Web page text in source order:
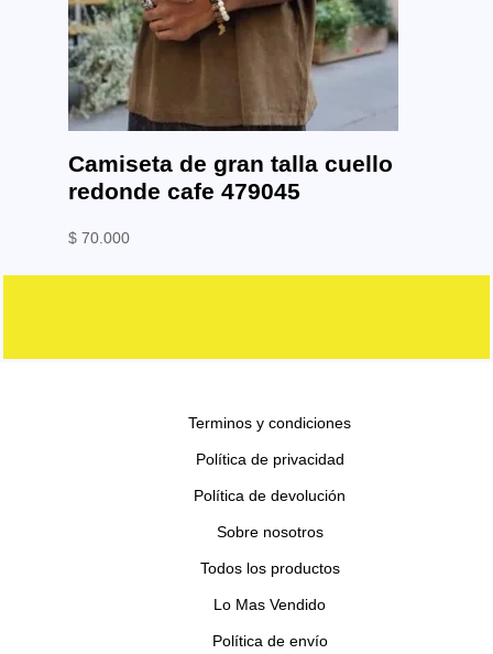
Camiseta de gran talla cuello
redonde cafe 479045
$ 70.000
Terminos y condiciones
Política de privacidad
Política de devolución
Sobre nosotros
Todos los productos
Lo Mas Vendido
Política de envío